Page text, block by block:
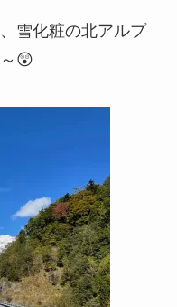
雪化粧の北アルプ
😲